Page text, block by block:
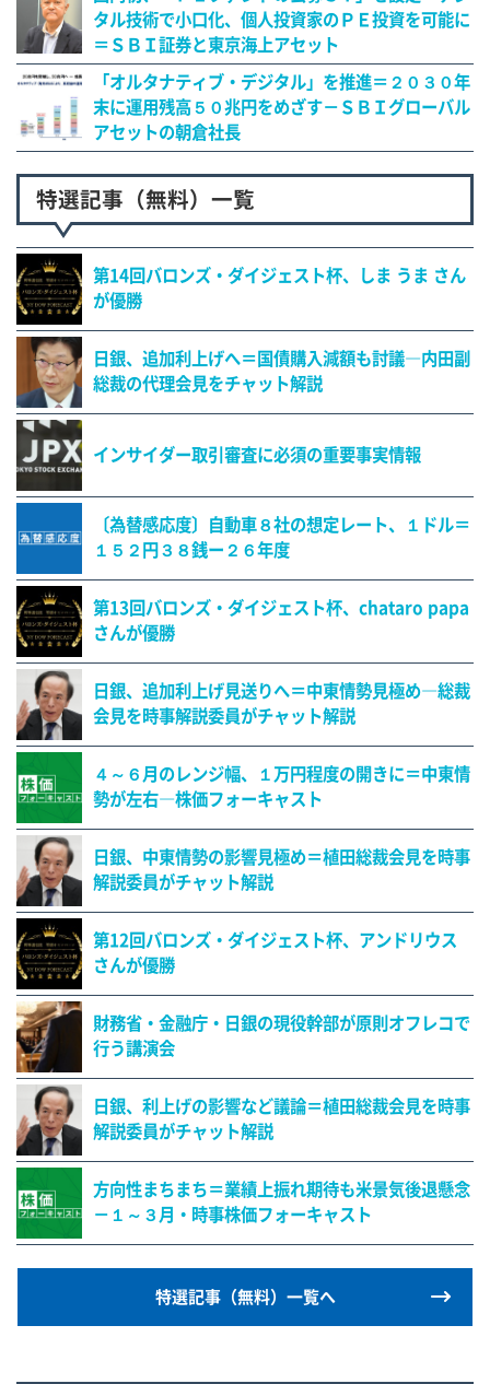
タル技術で小口化、個人投資家のＰＥ投資を可能に
＝ＳＢＩ証券と東京海上アセット
「オルタナティブ・デジタル」を推進＝２０３０年
末に運用残高５０兆円をめざす－ＳＢＩグローバル
アセットの朝倉社長
特選記事（無料）一覧
第14回バロンズ・ダイジェスト杯、しま うま さん
が優勝
日銀、追加利上げへ＝国債購入減額も討議―内田副
総裁の代理会見をチャット解説
インサイダー取引審査に必須の重要事実情報
〔為替感応度〕自動車８社の想定レート、１ドル＝
１５２円３８銭ー２６年度
第13回バロンズ・ダイジェスト杯、chataro papa
さんが優勝
日銀、追加利上げ見送りへ＝中東情勢見極め―総裁
会見を時事解説委員がチャット解説
４～６月のレンジ幅、１万円程度の開きに＝中東情
勢が左右―株価フォーキャスト
日銀、中東情勢の影響見極め＝植田総裁会見を時事
解説委員がチャット解説
第12回バロンズ・ダイジェスト杯、アンドリウス
さんが優勝
財務省・金融庁・日銀の現役幹部が原則オフレコで
行う講演会
日銀、利上げの影響など議論＝植田総裁会見を時事
解説委員がチャット解説
方向性まちまち＝業績上振れ期待も米景気後退懸念
－１～３月・時事株価フォーキャスト
特選記事（無料）一覧へ